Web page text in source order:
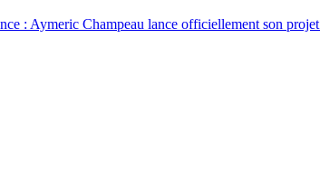
: Aymeric Champeau lance officiellement son projet